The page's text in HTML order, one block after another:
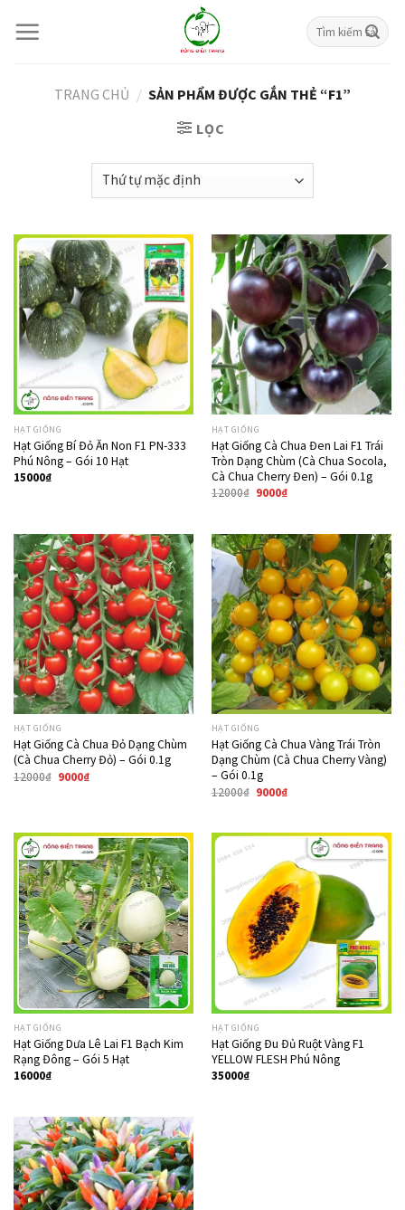
Tìm
kiếm:
TRANG CHỦ / SẢN PHẨM ĐƯỢC GẮN THẺ “F1”
LỌC
HẠT GIỐNG
Hạt Giống Bí Đỏ Ăn Non F1 PN-333
Phú Nông – Gói 10 Hạt
15000₫
Giảm giá!
HẠT GIỐNG
Hạt Giống Cà Chua Đen Lai F1 Trái
Tròn Dạng Chùm (Cà Chua Socola,
Cà Chua Cherry Đen) – Gói 0.1g
12000₫ 9000₫
Giảm giá!
HẠT GIỐNG
Hạt Giống Cà Chua Đỏ Dạng Chùm
(Cà Chua Cherry Đỏ) – Gói 0.1g
12000₫ 9000₫
Giảm giá!
HẠT GIỐNG
Hạt Giống Cà Chua Vàng Trái Tròn
Dạng Chùm (Cà Chua Cherry Vàng)
– Gói 0.1g
12000₫ 9000₫
HẠT GIỐNG
Hạt Giống Dưa Lê Lai F1 Bạch Kim
Rạng Đông – Gói 5 Hạt
16000₫
HẠT GIỐNG
Hạt Giống Đu Đủ Ruột Vàng F1
YELLOW FLESH Phú Nông
35000₫